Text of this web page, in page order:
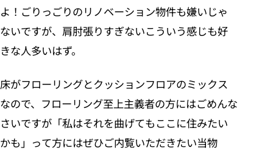
よ！ごりっごりのリノベーション物件も嫌いじゃ
ないですが、肩肘張りすぎないこういう感じも好
きな人多いはず。
床がフローリングとクッションフロアのミックス
なので、フローリング至上主義者の方にはごめんな
さいですが「私はそれを曲げてもここに住みたい
かも」って方にはぜひご内覧いただきたい当物